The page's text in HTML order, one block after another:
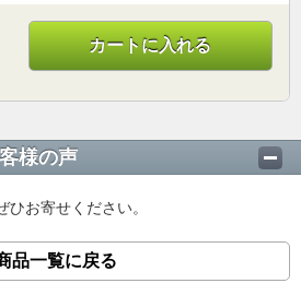
カートに入れる
様の声
お寄せください。
品一覧に戻る